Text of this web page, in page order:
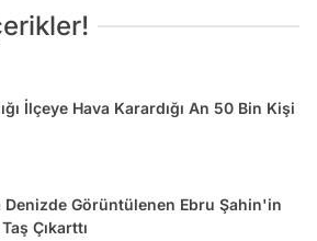
İlçeye Hava Karardığı An 50 Bin Kişi
Denizde Görüntülenen Ebru Şahin'in
Çıkarttı